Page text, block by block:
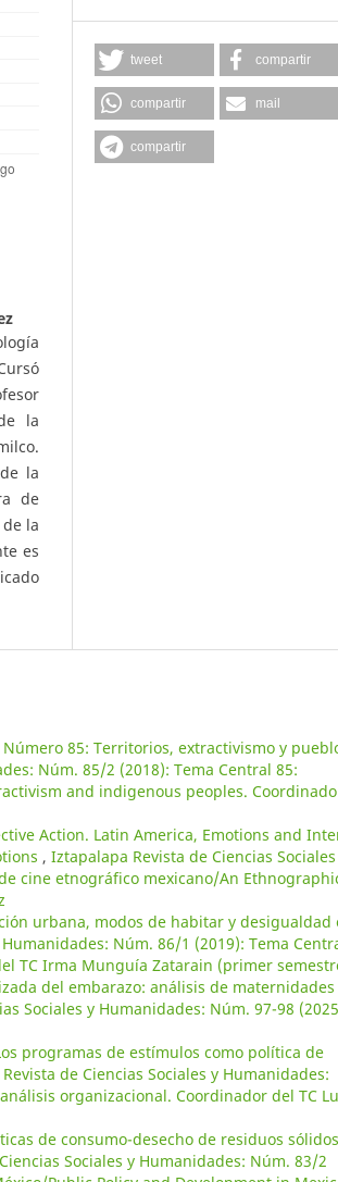
la
la
de
la
es
tweet compartir
compartir mail
compartir
85: Territorios, extractivismo y
Núm. 85/2 (2018): Tema Central 85:
and indigenous peoples.
Action. Latin America, Emotions and
, Iztapalapa Revista de Ciencias
cine etnográfico mexicano/An
urbana, modos de habitar y desigualdad
Núm. 86/1 (2019): Tema
TC Irma Munguía Zatarain (primer
del embarazo: análisis de maternidades
Sociales y Humanidades: Núm. 97-98
programas de estímulos como política de
de Ciencias Sociales y Humanidades:
organizacional. Coordinador del TC
de consumo-desecho de residuos sólidos
Sociales y Humanidades: Núm. 83/2